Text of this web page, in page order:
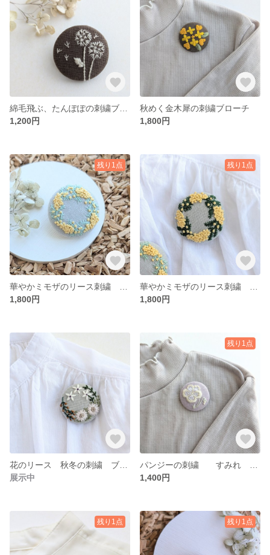
1,200円
秋めく金木犀の刺繍ブローチ
1,800円
残り1点
1,800円
残り1点
1,800円
展示中
残り1点
1,400円
残り1点 残り1点